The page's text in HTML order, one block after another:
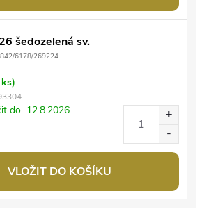
šedozelená sv.
6178/269224
do 12.8.2026
VLOŽIT DO KOŠÍKU